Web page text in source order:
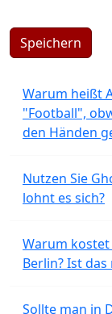
Speichern
Warum heißt
"Football",
den Händen
Nutzen Sie
lohnt es sich?
Warum kostet
Berlin? Ist
Sollte man in